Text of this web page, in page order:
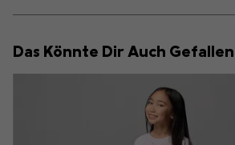
Das Könnte Dir Auch Gefallen